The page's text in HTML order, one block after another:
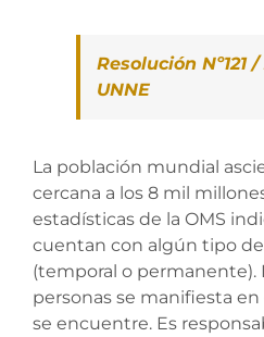
Resolución Nº121 /
UNNE
La población mundial
cercana a los 8 mil
estadísticas de la OMS
cuentan con algún tipo
(temporal o permanente).
personas se manifiesta
se encuentre. Es